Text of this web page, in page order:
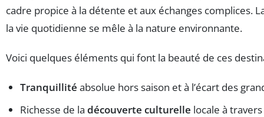
cadre propice à la détente et aux échanges complices.
la vie quotidienne se mêle à la nature environnante.
Voici quelques éléments qui font la beauté de ces
Tranquillité absolue hors saison et à l’écart des
Richesse de la découverte culturelle locale à